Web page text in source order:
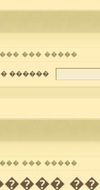
��� �����
������
��� �����